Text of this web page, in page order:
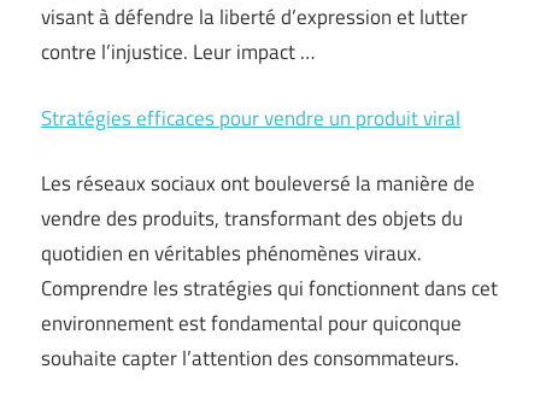
visant à défendre la liberté d’expression et lutter
contre l’injustice. Leur impact …
Stratégies efficaces pour vendre un produit viral
Les réseaux sociaux ont bouleversé la manière de
vendre des produits, transformant des objets du
quotidien en véritables phénomènes viraux.
Comprendre les stratégies qui fonctionnent dans cet
environnement est fondamental pour quiconque
souhaite capter l’attention des consommateurs.